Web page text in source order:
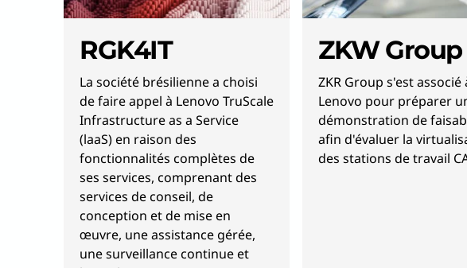
RGK4IT
La société brésilienne a choisi
de faire appel à Lenovo TruScale
Infrastructure as a Service
(laaS) en raison des
fonctionnalités complètes de
ses services, comprenant des
services de conseil, de
conception et de mise en
œuvre, une assistance gérée,
une surveillance continue et
ZKW Group
ZKR Group s'est associé
Lenovo pour préparer
démonstration de
afin d'évaluer la
des stations de travail